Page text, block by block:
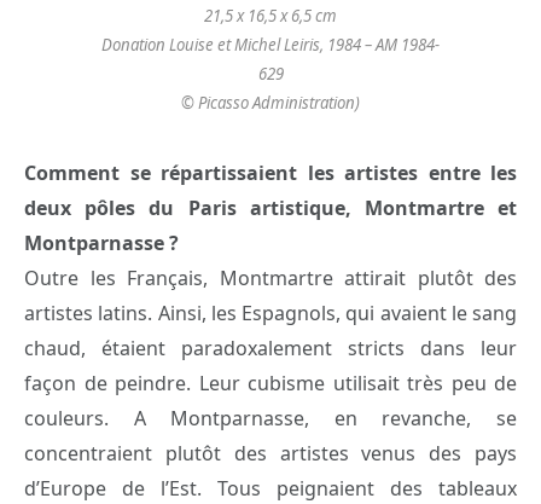
21,5 x 16,5 x 6,5 cm
Donation Louise et Michel Leiris, 1984 – AM 1984-
629
© Picasso Administration)
Comment se répartissaient les artistes entre les
deux pôles du Paris artistique, Montmartre et
Montparnasse ?
Outre les Français, Montmartre attirait plutôt des
artistes latins. Ainsi, les Espagnols, qui avaient le sang
chaud, étaient paradoxalement stricts dans leur
façon de peindre. Leur cubisme utilisait très peu de
couleurs. A Montparnasse, en revanche, se
concentraient plutôt des artistes venus des pays
d’Europe de l’Est. Tous peignaient des tableaux